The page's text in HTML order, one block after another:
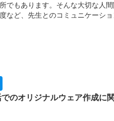
でもあります。そんな大切な人
など、先生とのコミュニケーシ
のオリジナルウェア作成に